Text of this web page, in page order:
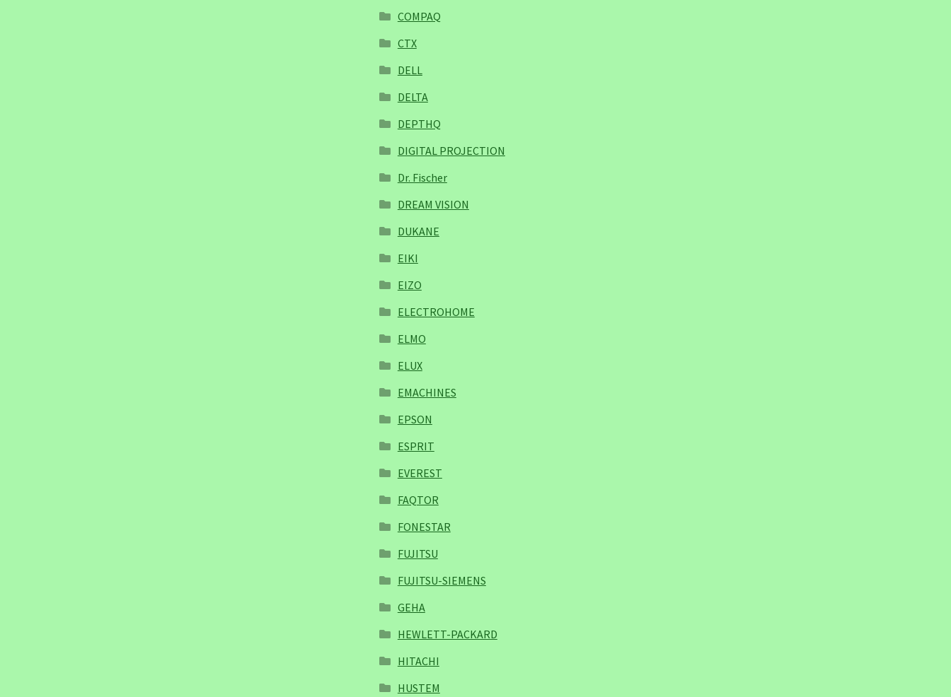
COMPAQ
CTX
DELL
DELTA
DEPTHQ
DIGITAL PROJECTION
Dr. Fischer
DREAM VISION
DUKANE
EIKI
EIZO
ELECTROHOME
ELMO
ELUX
EMACHINES
EPSON
ESPRIT
EVEREST
FAQTOR
FONESTAR
FUJITSU
FUJITSU-SIEMENS
GEHA
HEWLETT-PACKARD
HITACHI
HUSTEM